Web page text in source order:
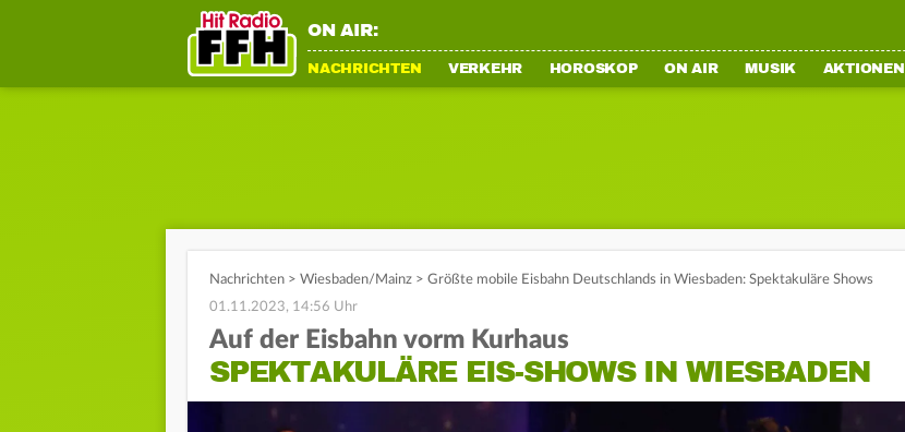
ON AIR:
NACHRICHTEN VERKEHR HOROSKOP ON AIR MUSIK AKTIONEN
Nachrichten > Wiesbaden/Mainz > Größte mobile Eisbahn Deutschlands in Wiesbaden: Spektakuläre Shows
01.11.2023, 14:56 Uhr
Auf der Eisbahn vorm Kurhaus
SPEKTAKULÄRE EIS-SHOWS IN WIESBADEN